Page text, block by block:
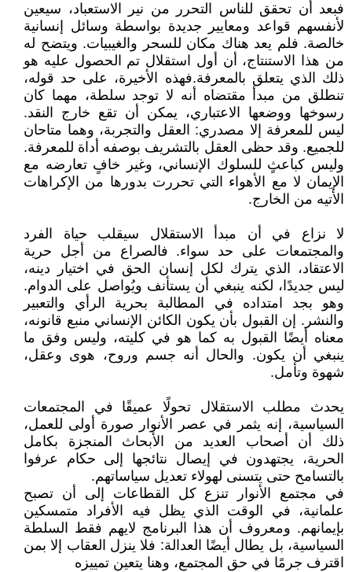
فبعد أن تحقق للناس التحرر من نير الاستعباد، سيعين
لأنفسهم قواعد ومعايير جديدة بواسطة وسائل إنسانية
خالصة. فلم يعد هناك مكان للسحر والغيبيات. ويتضح له
من هذا الاستنتاج، أن أول استقلال تم الحصول عليه هو
ذلك الذي يتعلق بالمعرفة.فهذه الأخيرة، على حد قوله،
تنطلق من مبدأ مقتضاه أنه لا توجد سلطة، مهما كان
رسوخها ووضعها الاعتباري، يمكن أن تقع خارج النقد.
ليس للمعرفة إلا مصدري: العقل والتجربة، وهما متاحان
للجميع. وقد حظى العقل بالتشريف بوصفه أداة للمعرفة.
وليس كباعثٍ للسلوك الإنساني، وغير خافٍ تعارضه مع
الإيمان لا مع الأهواء التي تحررت بدورها من الإكراهات
الأتيه من الخارج.
لا نزاع في أن مبدأ الاستقلال سيقلب حياة الفرد
والمجتمعات على حد سواء. فالصراع من أجل حرية
الاعتقاد، الذي يترك لكل إنسان الحق في اختيار دينه،
ليس جديدًا، لكنه ينبغي أن يستأنف ويُواصل على الدوام.
وهو بجد امتداده في المطالبة بحرية الرأي والتعبير
والنشر. إن القبول بأن يكون الكائن الإنساني منبع قانونه،
معناه أيضًا القبول به كما هو في كليته، وليس وفق ما
ينبغي أن يكون. والحال أنه جسم وروح، هوى وعقل،
شهوة وتأمل.
يحدث مطلب الاستقلال تحولًا عميقًا في المجتمعات
السياسية، إنه يثمر في عصر الأنوار صورة أولى للعمل،
ذلك أن أصحاب العديد من الأبحاث المنجزة بكامل
الحرية، يجتهدون في إيصال نتائجها إلى حكام عرفوا
بالتسامح حتى يتسنى لهولاء تعديل سياساتهم.
في مجتمع الأنوار تنزع كل القطاعات إلى أن تصبح
علمانية، في الوقت الذي يظل فيه الأفراد متمسكين
بإيمانهم. ومعروف أن هذا البرنامج لايهم فقط السلطة
السياسية، بل يطال أيضًا العدالة: فلا ينزل العقاب إلا بمن
اقترف جرمًا في حق المجتمع، وهنا يتعين تمييزه